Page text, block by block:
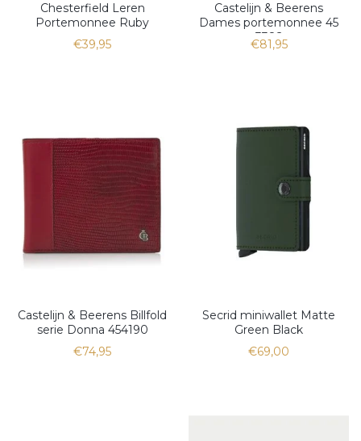
Chesterfield Leren
Portemonnee Ruby
€39,95
Castelijn & Beerens
Dames portemonnee 45
3382
€81,95
Castelijn & Beerens Billfold
serie Donna 454190
€74,95
Secrid miniwallet Matte
Green Black
€69,00